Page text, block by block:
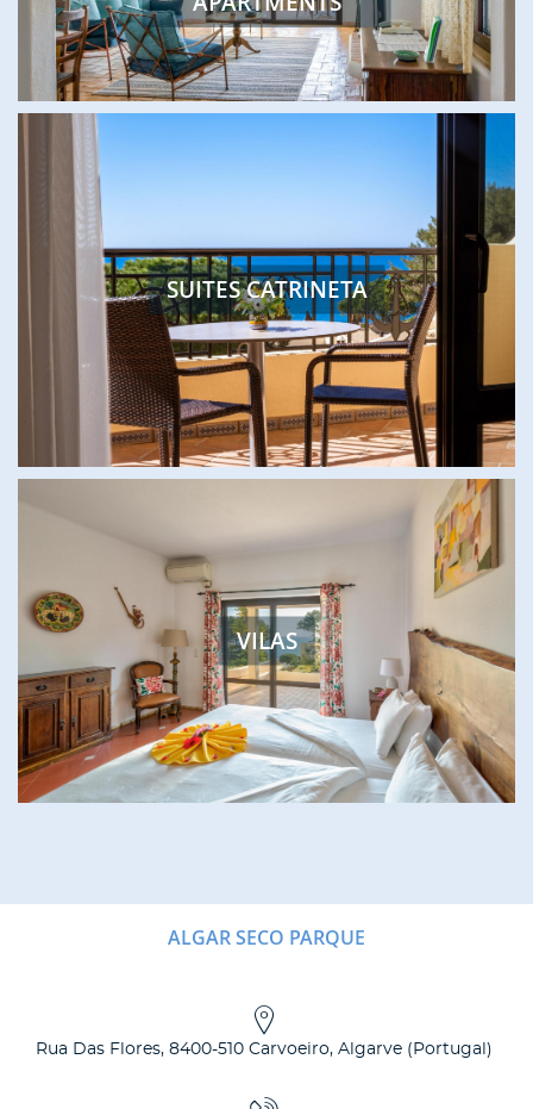
SUITES CATRINETA
VILAS
ALGAR SECO PARQUE
Rua Das Flores, 8400-510 Carvoeiro, Algarve( Portugal )